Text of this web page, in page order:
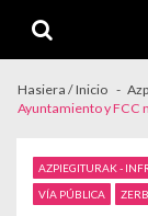
Hasiera / Inicio
Ayuntamiento y FCC
AZPIEGITURAK -
VÍA PÚBLICA